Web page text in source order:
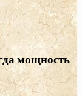
мощность